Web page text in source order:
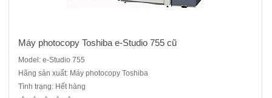
Máy photocopy Toshiba e-Studio 755 cũ
Model: e-Studio 755
Hãng sản xuất: Máy photocopy Toshiba
Tình trạng: Hết hàng
Máy photo Toshiba e-Studio 756 máy cũ nhập khẩuChức năng:
Photocopy , in mạng, scan màu mạngKhổ giấy sao chụp tối đa : A3Tốc
độ sao chụp : 75 bản/phútKhay giấy vào : 2 khay x 500 tờ, khay đôi 2 x